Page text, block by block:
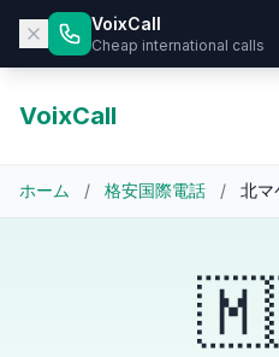
VoixCall
Cheap international calls
VoixCall
ホーム / 格安国際電話 / 北マ